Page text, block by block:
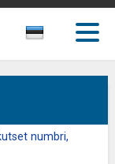
numbri,